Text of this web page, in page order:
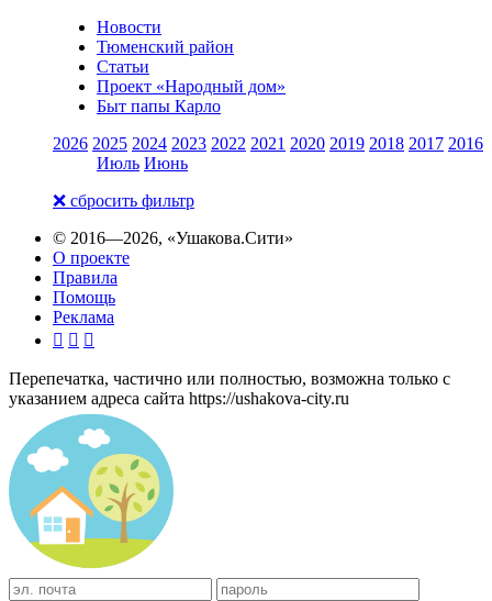
Новости
Тюменский район
Статьи
Проект «Народный дом»
Быт папы Карло
2026 2025 2024 2023 2022 2021 2020 2019 2018 2017 2016
Июль Июнь
❌ сбросить фильтр
© 2016—2026, «Ушакова.Сити»
О проекте
Правила
Помощь
Реклама
  
Перепечатка, частично или полностью, возможна только с
указанием адреса сайта https://ushakova-city.ru